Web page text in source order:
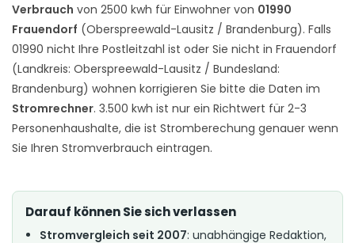
Verbrauch von 2500 kwh für Einwohner von 01990
Frauendorf (Oberspreewald-Lausitz / Brandenburg). Falls
01990 nicht Ihre Postleitzahl ist oder Sie nicht in Frauendorf
(Landkreis: Oberspreewald-Lausitz / Bundesland:
Brandenburg) wohnen korrigieren Sie bitte die Daten im
Stromrechner. 3.500 kwh ist nur ein Richtwert für 2-3
Personenhaushalte, die ist Stromberechung genauer wenn
Sie Ihren Stromverbrauch eintragen.
Darauf können Sie sich verlassen
Stromvergleich seit 2007: unabhängige Redaktion,